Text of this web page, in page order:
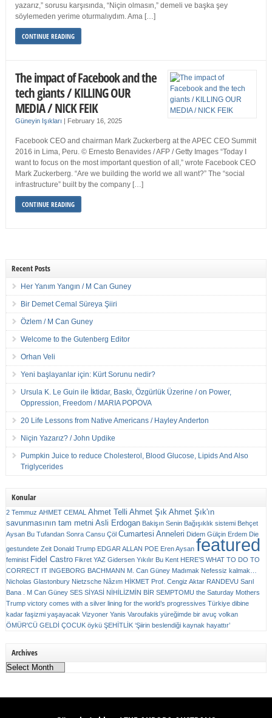
yazarız,” sorusu karşısında, “Niçin olmasın,” demeli ve başka şey
söylemeden yerime oturmalıydım. Ama […]
CONTINUE READING
The impact of Facebook and the
tech giants / KILLING OUR
MEDIA / NICK FEIK
Güneyin Işıkları | February 16, 2025
Facebook CEO and chairman Mark Zuckerberg at the APEC CEO Summit
2016 in Lima, Peru. © Ernesto Benavides / AFP / Getty Images “Today I
want to focus on the most important question of all,” wrote Facebook CEO
Mark Zuckerberg. “Are we building the world we all want?” The “social
infrastructure” built by the company […]
CONTINUE READING
Recent Posts
Her Yanım Yangın / M Can Guney
Bir Demet Cemal Süreya Şiiri
Özlem / M Can Guney
Welcome to the Gutenberg Editor
Orhan Veli
Yeni başlayanlar için: Kürt Sorunu nedir?
Ursula K. Le Guin ile İktidar, Baskı, Özgürlük Üzerine / on Power,
Oppression, Freedom / MARIA POPOVA
20 Life Lessons from Native Americans / Hayley Anderton
Niçin Yazarız? / John Updike
Pumpkin Juice to reduce Cholesterol, Blood Glucose, Lipids And Also
Triglycerides
Konular
2 Temmuz AHMET CEMAL Ahmet Telli Ahmet Şık Ahmet Şık'ın
savunmasının tam metni Asli Erdogan Bakişın Senin Bağışıklık sistemi Behçet
Aysan Bu Tufandan Sonra Cansu Çöl Cumartesi Anneleri Didem Gülçin Erdem Die
gestundete Zeit Donald Trump EDGAR ALLAN POE Eren Aysan featured
feminist Fidel Castro Fikret YAZ Gidersen Yıkılır Bu Kent HERE’S WHAT TO DO TO
CORRECT IT INGEBORG BACHMANN M. Can Güney Madımak Nefessiz kalmak…
Nicholas Glastonbury Nietzsche Nâzım HİKMET Prof. Cengiz Aktar RANDEVU Sarıl
Bana . M Can Güney SES SİYASİ NİHİLİZMİN BİR SEMPTOMU the Saturday Mothers
Trump victory comes with a silver lining for the world’s progressives Türkiye dibine
kadar faşizmi yaşayacak Vizyoner Yanis Varoufakis yüreğimde bir avuç volkan
ÖMÜR'CÜ GELDİ ÇOCUK öykü ŞEHİTLİK ‘Şiirin beslendiği kaynak hayattır’
Archives
Archives